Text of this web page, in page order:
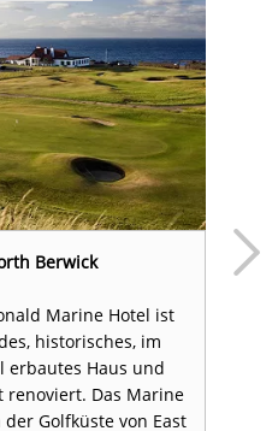
Berwick
Marine Hotel ist
historisches, im
erbautes Haus und
renoviert. Das Marine
Golfküste von East